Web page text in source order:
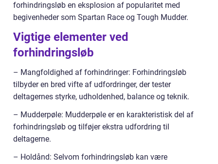
forhindringsløb en eksplosion af popularitet med
begivenheder som Spartan Race og Tough Mudder.
Vigtige elementer ved
forhindringsløb
– Mangfoldighed af forhindringer: Forhindringsløb
tilbyder en bred vifte af udfordringer, der tester
deltagernes styrke, udholdenhed, balance og teknik.
– Mudderpøle: Mudderpøle er en karakteristisk del af
forhindringsløb og tilføjer ekstra udfordring til
deltagerne.
– Holdånd: Selvom forhindringsløb kan være